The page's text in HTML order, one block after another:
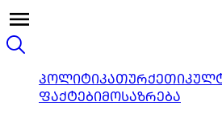
ᲞᲝᲚᲘᲢᲘᲙᲐᲗᲣᲠᲥᲔᲗᲘ
ᲤᲐᲥᲢᲔᲑᲘᲛᲝᲡᲐᲖᲠᲔᲑᲐ